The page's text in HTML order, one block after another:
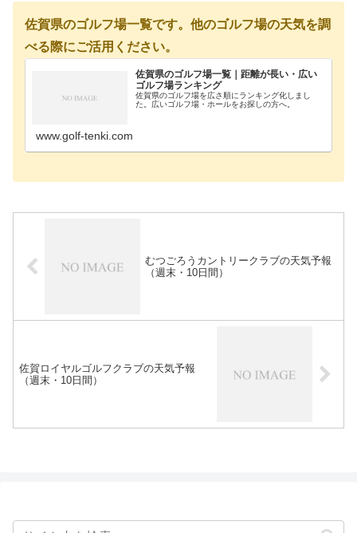
佐賀県のゴルフ場一覧です。他のゴルフ場の天気を調
べる際にご活用ください。
佐賀県のゴルフ場一覧｜距離が長い・広い
ゴルフ場ランキング
佐賀県のゴルフ場を広さ順にランキング化しまし
た。広いゴルフ場・ホールをお探しの方へ。
www.golf-tenki.com
むつごろうカントリークラブの天気予報
（週末・10日間）
佐賀ロイヤルゴルフクラブの天気予報
（週末・10日間）